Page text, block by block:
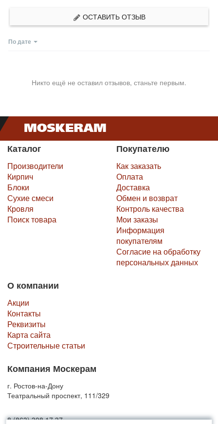
ОСТАВИТЬ ОТЗЫВ
По дате
Никто ещё не оставил отзывов, станьте первым.
Каталог
Производители
Кирпич
Блоки
Сухие смеси
Кровля
Поиск товара
Покупателю
Как заказать
Оплата
Доставка
Обмен и возврат
Контроль качества
Мои заказы
Информация
покупателям
Согласие на обработку
персональных данных
О компании
Акции
Контакты
Реквизиты
Карта сайта
Строительные статьи
Компания Москерам
г. Ростов-на-Дону
Театральный проспект, 111/329
8 (863) 308 17 37